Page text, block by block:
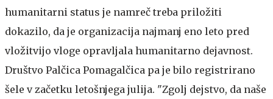
humanitarni status je namreč treba priložiti
dokazilo, da je organizacija najmanj eno leto pred
vložitvijo vloge opravljala humanitarno dejavnost.
Društvo Palčica Pomagalčica pa je bilo registrirano
šele v začetku letošnjega julija. "Zgolj dejstvo, da naše